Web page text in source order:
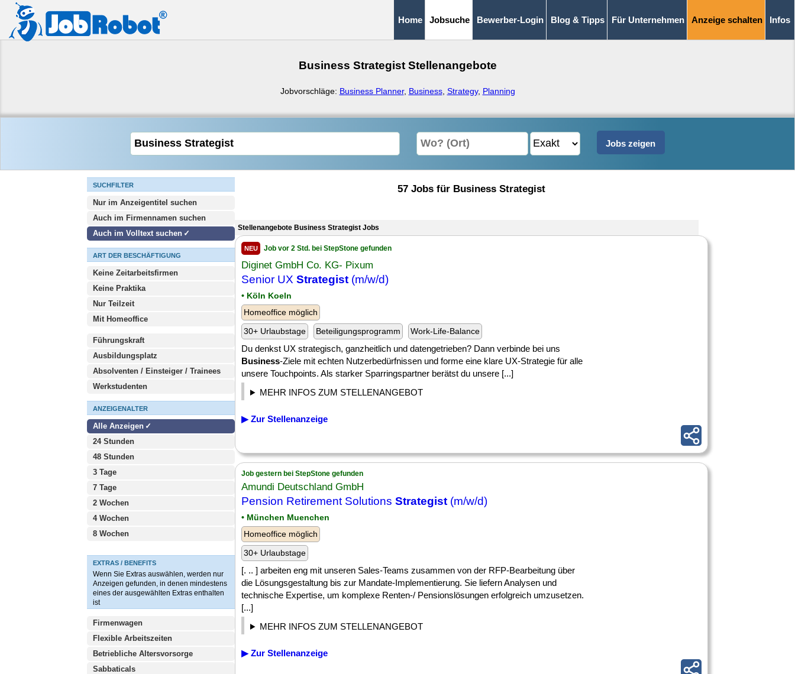
Home Jobsuche Bewerber-Login Blog & Tipps Für Unternehmen Anzeige schalten Infos
Business Strategist Stellenangebote
Jobvorschläge: Business Planner, Business, Strategy, Planning
SUCHFILTER
Nur im Anzeigentitel suchen
Auch im Firmennamen suchen
Auch im Volltext suchen
ART DER BESCHÄFTIGUNG
Keine Zeitarbeitsfirmen
Keine Praktika
Nur Teilzeit
Mit Homeoffice
Führungskraft
Ausbildungsplatz
Absolventen / Einsteiger / Trainees
Werkstudenten
ANZEIGENALTER
Alle Anzeigen
24 Stunden
48 Stunden
3 Tage
7 Tage
2 Wochen
4 Wochen
8 Wochen
EXTRAS / BENEFITS
Wenn Sie Extras auswählen, werden nur
Anzeigen gefunden, in denen mindestens
eines der ausgewählten Extras enthalten
ist
Firmenwagen
Flexible Arbeitszeiten
Betriebliche Altersvorsorge
Sabbaticals
57 Jobs für Business Strategist
Stellenangebote Business Strategist Jobs
NEU Job vor 2 Std. bei StepStone gefunden
Diginet GmbH Co. KG- Pixum
Senior UX Strategist (m/w/d)
• Köln Koeln
Homeoffice möglich
30+ Urlaubstage
Beteiligungsprogramm Work-Life-Balance
Du denkst UX strategisch, ganzheitlich und datengetrieben? Dann verbinde bei uns
Business-Ziele mit echten Nutzerbedürfnissen und forme eine klare UX-Strategie für alle
unsere Touchpoints. Als starker Sparringspartner berätst du unsere [...]
MEHR INFOS ZUM STELLENANGEBOT
▶ Zur Stellenanzeige
Job gestern bei StepStone gefunden
Amundi Deutschland GmbH
Pension Retirement Solutions Strategist (m/w/d)
• München Muenchen
Homeoffice möglich
30+ Urlaubstage
[. .. ] arbeiten eng mit unseren Sales-Teams zusammen von der RFP-Bearbeitung über
die Lösungsgestaltung bis zur Mandate-Implementierung. Sie liefern Analysen und
technische Expertise, um komplexe Renten-/ Pensionslösungen erfolgreich umzusetzen.
[...]
MEHR INFOS ZUM STELLENANGEBOT
▶ Zur Stellenanzeige